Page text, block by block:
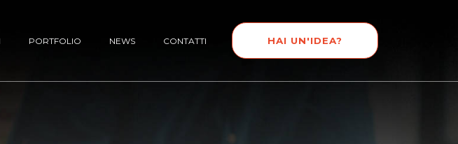
PORTFOLIO NEWS CONTATTI HAI UN'IDEA?